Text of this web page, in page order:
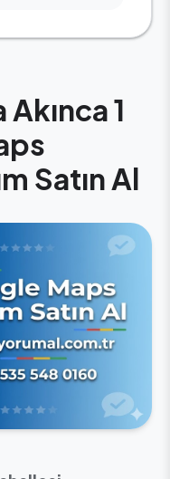
1
Satın Al